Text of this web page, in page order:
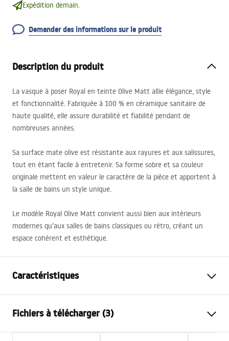
Expédition demain.
Demander des informations sur le produit
Description du produit
La vasque à poser Royal en teinte Olive Matt allie élégance, style
et fonctionnalité. Fabriquée à 100 % en céramique sanitaire de
haute qualité, elle assure durabilité et fiabilité pendant de
nombreuses années.
Sa surface mate olive est résistante aux rayures et aux salissures,
tout en étant facile à entretenir. Sa forme sobre et sa couleur
originale mettent en valeur le caractère de la pièce et apportent à
la salle de bains un style unique.
Le modèle Royal Olive Matt convient aussi bien aux intérieurs
modernes qu’aux salles de bains classiques ou rétro, créant un
espace cohérent et esthétique.
Caractéristiques
Matériel
Couleur
Vert
Fichiers à télécharger (3)